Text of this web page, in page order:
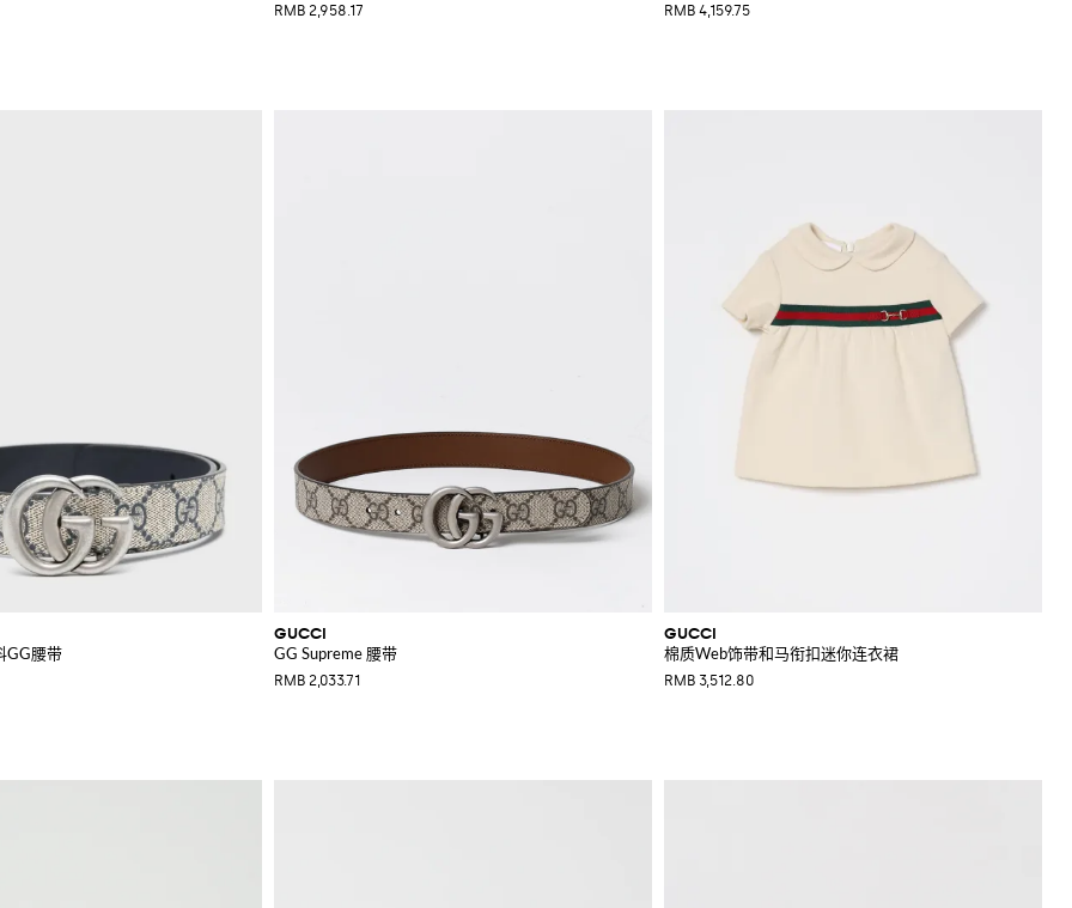
RMB 2,958.17 RMB 4,159.75
GG腰带
GUCCI
GG Supreme 腰带
RMB 2,033.71
GUCCI
棉质Web饰带和马衔扣迷你连衣裙
RMB 3,512.80